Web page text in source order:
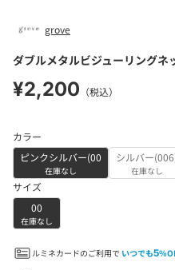
grove
ダブルメタルビジューリングネ
¥2,200 （税込）
カラー
ピンクシルバー(00
在庫なし
シルバー
在庫なし
サイズ
00
在庫なし
ルミネカードのご利用で いつでも5